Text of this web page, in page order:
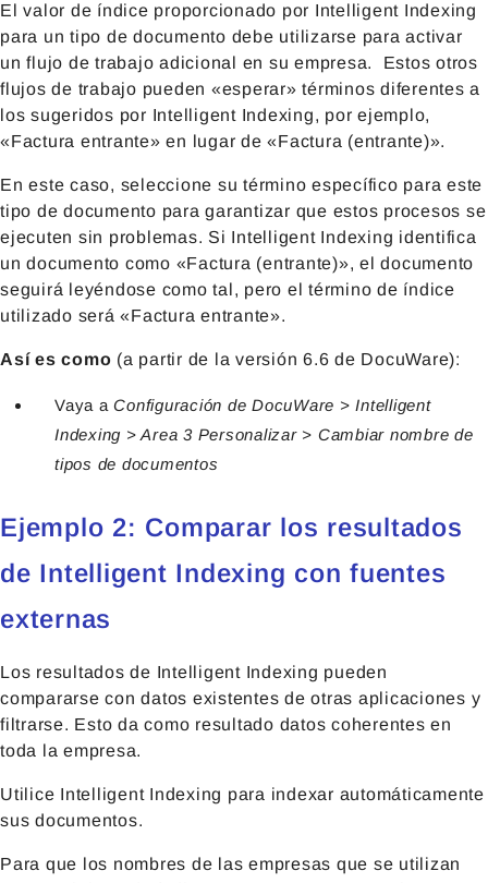
El valor de índice proporcionado por Intelligent Indexing
para un tipo de documento debe utilizarse para activar
un flujo de trabajo adicional en su empresa. Estos otros
flujos de trabajo pueden «esperar» términos diferentes a
los sugeridos por Intelligent Indexing, por ejemplo,
«Factura entrante» en lugar de «Factura (entrante)».
En este caso, seleccione su término específico para este
tipo de documento para garantizar que estos procesos se
ejecuten sin problemas. Si Intelligent Indexing identifica
un documento como «Factura (entrante)», el documento
seguirá leyéndose como tal, pero el término de índice
utilizado será «Factura entrante».
Así es como (a partir de la versión 6.6 de DocuWare):
Vaya aConfiguración de DocuWare >Intelligent
Indexing > Area 3 Personalizar > Cambiar nombre de
tipos de documentos
Ejemplo 2: Comparar los resultados
de Intelligent Indexing con fuentes
externas
Los resultados de Intelligent Indexing pueden
compararse con datos existentes de otras aplicaciones y
filtrarse. Esto da como resultado datos coherentes en
toda la empresa.
Utilice Intelligent Indexing para indexar automáticamente
sus documentos.
Para que los nombres de las empresas que se utilizan